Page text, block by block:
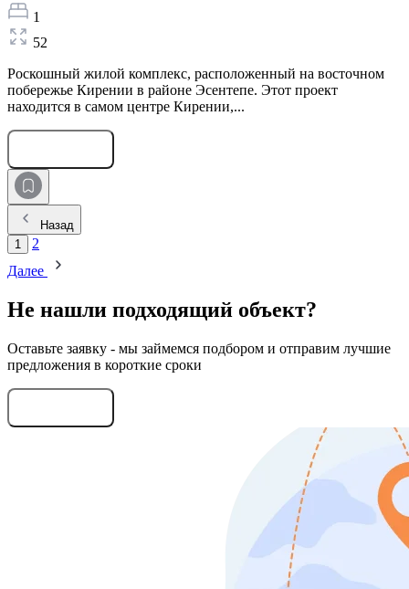
1
52
Роскошный жилой комплекс, расположенный на восточном
побережье Кирении в районе Эсентепе. Этот проект
находится в самом центре Кирении,...
Назад
1
2
Далее
Не нашли подходящий объект?
Оставьте заявку - мы займемся подбором и отправим лучшие
предложения в короткие сроки